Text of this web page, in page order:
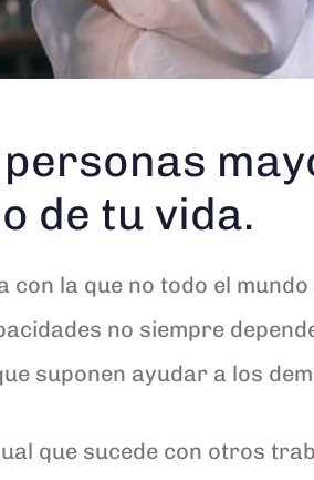
de tu vida.
la que no todo el
no siempre
suponen ayudar a los
que sucede con otros